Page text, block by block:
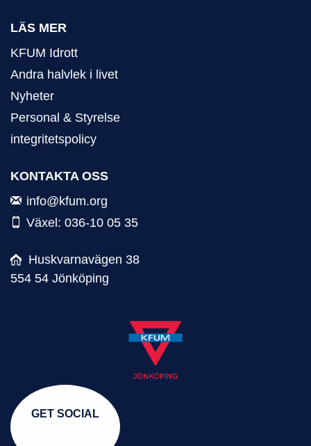
LÄS MER
KFUM Idrott
Andra halvlek i livet
Nyheter
Personal & Styrelse
integritetspolicy
KONTAKTA OSS
info@kfum.org
Växel: 036-10 05 35
Huskvarnavägen 38
554 54 Jönköping
GET SOCIAL